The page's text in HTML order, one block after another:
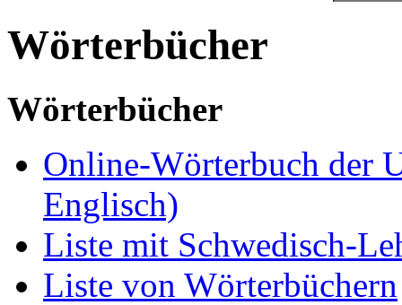
Wörterbücher
Wörterbücher
Online-Wörterbuch der
Englisch)
Liste mit Schwedisch-
Liste von Wörterbüchern